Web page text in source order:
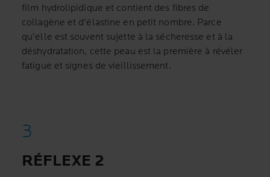
film hydrolipidique et contient des fibres de
collagène et d'élastine en petit nombre. Parce
qu'elle est souvent sujette à la sécheresse et à la
déshydratation, cette peau est la première à révéler
fatigue et signes de vieillissement.
RÉFLEXE 2